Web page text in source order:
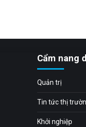
Cẩm nang
Quản trị
Tin tức thị
Khởi nghiệp